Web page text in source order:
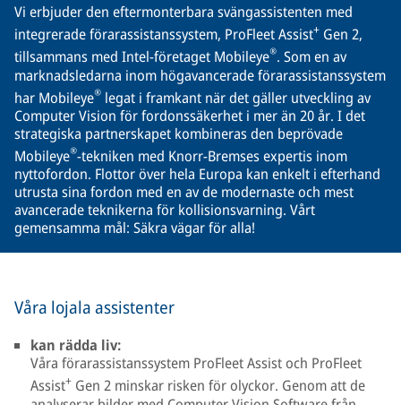
Vi erbjuder den eftermonterbara svängassistenten med
integrerade förarassistanssystem, ProFleet Assist+ Gen 2,
tillsammans med Intel-företaget Mobileye®. Som en av
marknadsledarna inom högavancerade förarassistanssystem
har Mobileye® legat i framkant när det gäller utveckling av
Computer Vision för fordonssäkerhet i mer än 20 år. I det
strategiska partnerskapet kombineras den beprövade
Mobileye®-tekniken med Knorr-Bremses expertis inom
nyttofordon. Flottor över hela Europa kan enkelt i efterhand
utrusta sina fordon med en av de modernaste och mest
avancerade teknikerna för kollisionsvarning. Vårt
gemensamma mål: Säkra vägar för alla!
Våra lojala assistenter
kan rädda liv:
Våra förarassistanssystem ProFleet Assist och ProFleet
Assist+ Gen 2 minskar risken för olyckor. Genom att de